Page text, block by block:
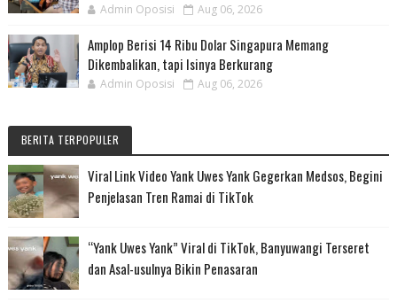
Admin Oposisi Aug 06, 2026
Amplop Berisi 14 Ribu Dolar Singapura Memang
Dikembalikan, tapi Isinya Berkurang
Admin Oposisi Aug 06, 2026
BERITA TERPOPULER
Viral Link Video Yank Uwes Yank Gegerkan Medsos, Begini
Penjelasan Tren Ramai di TikTok
“Yank Uwes Yank” Viral di TikTok, Banyuwangi Terseret
dan Asal-usulnya Bikin Penasaran